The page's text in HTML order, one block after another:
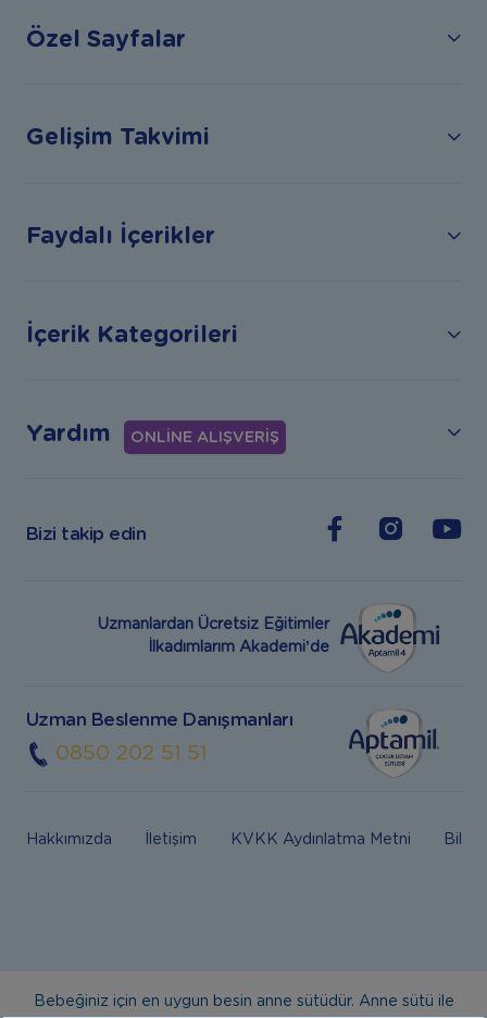
Özel Sayfalar
Gelişim Takvimi
Faydalı İçerikler
İçerik Kategorileri
Yardım ONLİNE ALIŞVERİŞ
Bizi takip edin
Uzmanlardan Ücretsiz Eğitimler
İlkadımlarım Akademi’de
Uzman Beslenme Danışmanları
0850 202 51 51
Hakkımızda İletişim KVKK Aydınlatma Metni Bilgi
Bebeğiniz için en uygun besin anne sütüdür. Anne sütü ile